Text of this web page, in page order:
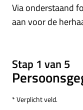
Via onderstaand
aan voor de
Stap 1 van 5
* Verplicht veld.